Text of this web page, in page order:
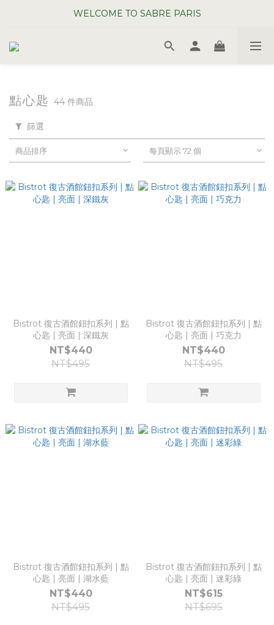
WELCOME TO SABRE PARIS
點心匙 44 件商品
篩選
商品排序 每頁顯示 72 個
Bistrot 復古酒館鈕扣系列 | 點
心匙 | 亮面 | 深鐵灰
NT$440
NT$495
Bistrot 復古酒館鈕扣系列 | 點
心匙 | 亮面 | 巧克力
NT$440
NT$495
Bistrot 復古酒館鈕扣系列 | 點
心匙 | 亮面 | 湖水藍
NT$440
NT$495
Bistrot 復古酒館鈕扣系列 | 點
心匙 | 亮面 | 迷彩綠
NT$615
NT$695